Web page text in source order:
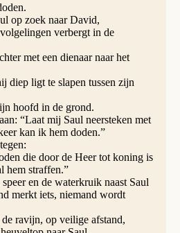
op zoek naar David,
verbergt in de
met een dienaar naar het
diep ligt te slapen tussen zijn
hoofd in de grond.
“Laat mij Saul neersteken met
kan ik hem doden.”
die door de Heer tot koning is
hem straffen.”
en de waterkruik naast Saul
merkt iets, niemand wordt
ravijn, op veilige afstand,